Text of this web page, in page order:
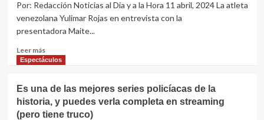
los
80.
brutal
espectáculo
de
testosterona
pero
volver
a
Por: Redacción Noticias al Dia y a la Hora 11 abril, 2024 La atleta
venezolana Yulimar Rojas en entrevista con la
presentadora Maite...
Leer másLeer
más
Rojas
puede
ser
Espectáculos
Es una de las mejores series policíacas de la
historia, y puedes verla completa en streaming
(pero tiene truco)